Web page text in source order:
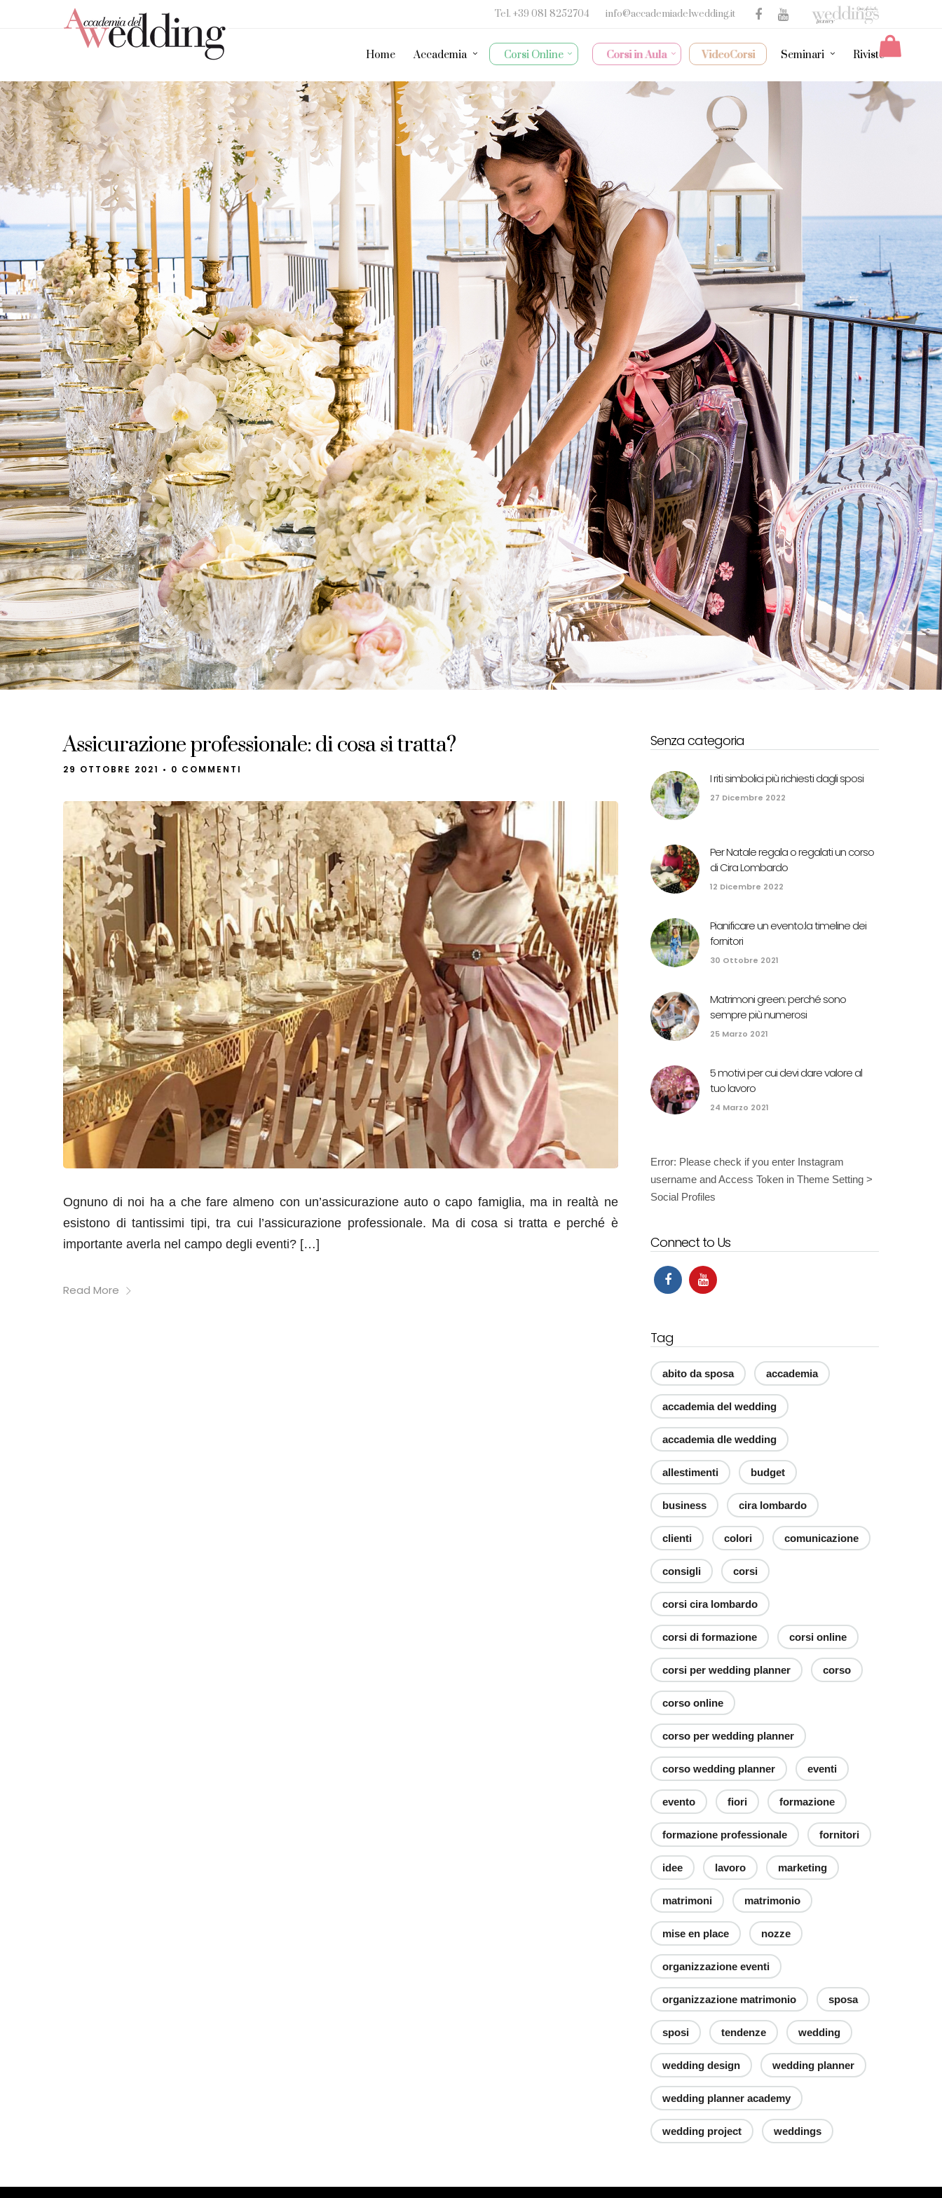
Tel.+39 081 8252704 info@accademiadelwedding.it
Home Accademia Corsi Online Corsi in Aula VideoCorsi Seminari Riviste
Assicurazione professionale: di cosa si tratta?
29 OTTOBRE 2021 • 0 COMMENTI
Ognuno di noi ha a che fare almeno con un’assicurazione auto o capo famiglia, ma in realtà ne
esistono di tantissimi tipi, tra cui l’assicurazione professionale. Ma di cosa si tratta e perché è
importante averla nel campo degli eventi? […]
Read More
Senza categoria
I riti simbolici più richiesti dagli sposi
27 Dicembre 2022
Per Natale regala o regalati un corso
di Cira Lombardo
12 Dicembre 2022
Pianificare un evento:la timeline dei
fornitori
30 Ottobre 2021
Matrimoni green: perché sono
sempre più numerosi
25 Marzo 2021
5 motivi per cui devi dare valore al
tuo lavoro
24 Marzo 2021
Error: Please check if you enter Instagram
username and Access Token in Theme Setting >
Social Profiles
Connect to Us
Tag
abito da sposa accademia
accademia del wedding
accademia dle wedding
allestimenti budget
business cira lombardo
clienti colori comunicazione
consigli corsi
corsi cira lombardo
corsi di formazione corsi online
corsi per wedding planner corso
corso online
corso per wedding planner
corso wedding planner eventi
evento fiori formazione
formazione professionale fornitori
idee lavoro marketing
matrimoni matrimonio
mise en place nozze
organizzazione eventi
organizzazione matrimonio sposa
sposi tendenze wedding
wedding design wedding planner
wedding planner academy
wedding project weddings